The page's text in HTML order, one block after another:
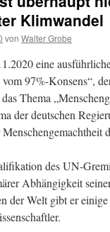
Klimwandel
von Walter Grobe
eine
97%-Konsens“,
Thema
der deutschen
des UN-
Abhängigkeit
der Welt gibt er